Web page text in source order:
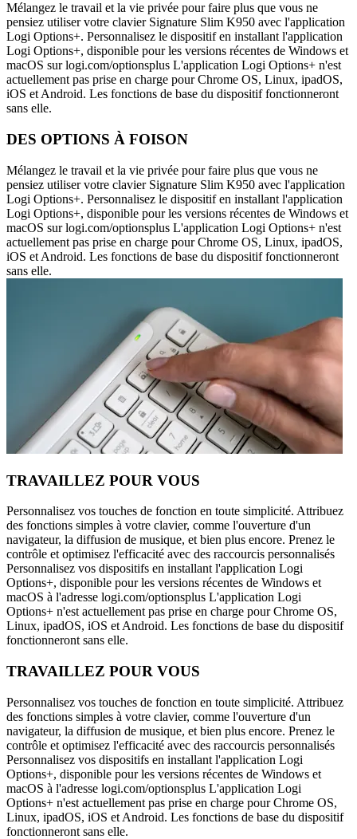
Mélangez le travail et la vie privée pour faire plus que vous ne
pensiez utiliser votre clavier Signature Slim K950 avec l'application
Logi Options+. Personnalisez le dispositif en installant l'application
Logi Options+, disponible pour les versions récentes de Windows et
macOS sur logi.com/optionsplus L'application Logi Options+ n'est
actuellement pas prise en charge pour Chrome OS, Linux, ipadOS,
iOS et Android. Les fonctions de base du dispositif fonctionneront
sans elle.
DES OPTIONS À FOISON
Mélangez le travail et la vie privée pour faire plus que vous ne
pensiez utiliser votre clavier Signature Slim K950 avec l'application
Logi Options+. Personnalisez le dispositif en installant l'application
Logi Options+, disponible pour les versions récentes de Windows et
macOS sur logi.com/optionsplus L'application Logi Options+ n'est
actuellement pas prise en charge pour Chrome OS, Linux, ipadOS,
iOS et Android. Les fonctions de base du dispositif fonctionneront
sans elle.
TRAVAILLEZ POUR VOUS
Personnalisez vos touches de fonction en toute simplicité. Attribuez
des fonctions simples à votre clavier, comme l'ouverture d'un
navigateur, la diffusion de musique, et bien plus encore. Prenez le
contrôle et optimisez l'efficacité avec des raccourcis personnalisés
Personnalisez vos dispositifs en installant l'application Logi
Options+, disponible pour les versions récentes de Windows et
macOS à l'adresse logi.com/optionsplus L'application Logi
Options+ n'est actuellement pas prise en charge pour Chrome OS,
Linux, ipadOS, iOS et Android. Les fonctions de base du dispositif
fonctionneront sans elle.
TRAVAILLEZ POUR VOUS
Personnalisez vos touches de fonction en toute simplicité. Attribuez
des fonctions simples à votre clavier, comme l'ouverture d'un
navigateur, la diffusion de musique, et bien plus encore. Prenez le
contrôle et optimisez l'efficacité avec des raccourcis personnalisés
Personnalisez vos dispositifs en installant l'application Logi
Options+, disponible pour les versions récentes de Windows et
macOS à l'adresse logi.com/optionsplus L'application Logi
Options+ n'est actuellement pas prise en charge pour Chrome OS,
Linux, ipadOS, iOS et Android. Les fonctions de base du dispositif
fonctionneront sans elle.